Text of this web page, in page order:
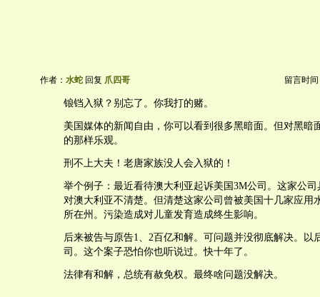
作者： 水蛇 回复 爪四哥 留言时间
锒铛入狱？别忘了。你我打的赌。
美国媒体的新闻自由，你可以看到很多黑暗面。但对黑暗
的那样乐观。
刑不上大夫！老唐家族没人会入狱的！
举个例子：最近看待澳大利亚起诉美国3M公司。这家公
对澳大利亚不清楚。但清楚这家公司曾被美国十几家应用
所在州。污染造成对儿童发育造成终生影响。
后来被告与原告1、2百亿和解。可问题并没彻底解决。以
司。这个案子恐怕你也听说过。快十年了。
法律有和解，总统有赦免权。最终啥问题没解决。